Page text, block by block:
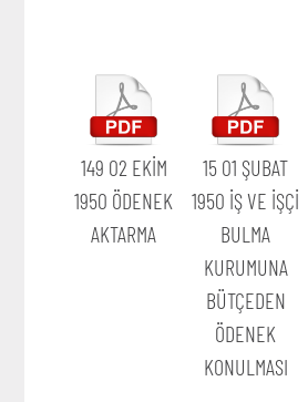
149 02 EKİM
1950 ÖDENEK
AKTARMA
15 01 ŞUBAT
1950 İŞ VE İŞÇİ
BULMA
KURUMUNA
BÜTÇEDEN
ÖDENEK
KONULMASI